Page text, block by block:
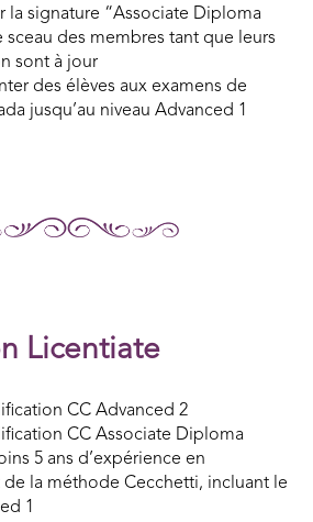
la signature “Associate Diploma
sceau des membres tant que leurs
sont à jour
des élèves aux examens de
jusqu’au niveau Advanced 1
Licentiate
CC Advanced 2
CC Associate Diploma
5 ans d’expérience en
la méthode Cecchetti, incluant le
1